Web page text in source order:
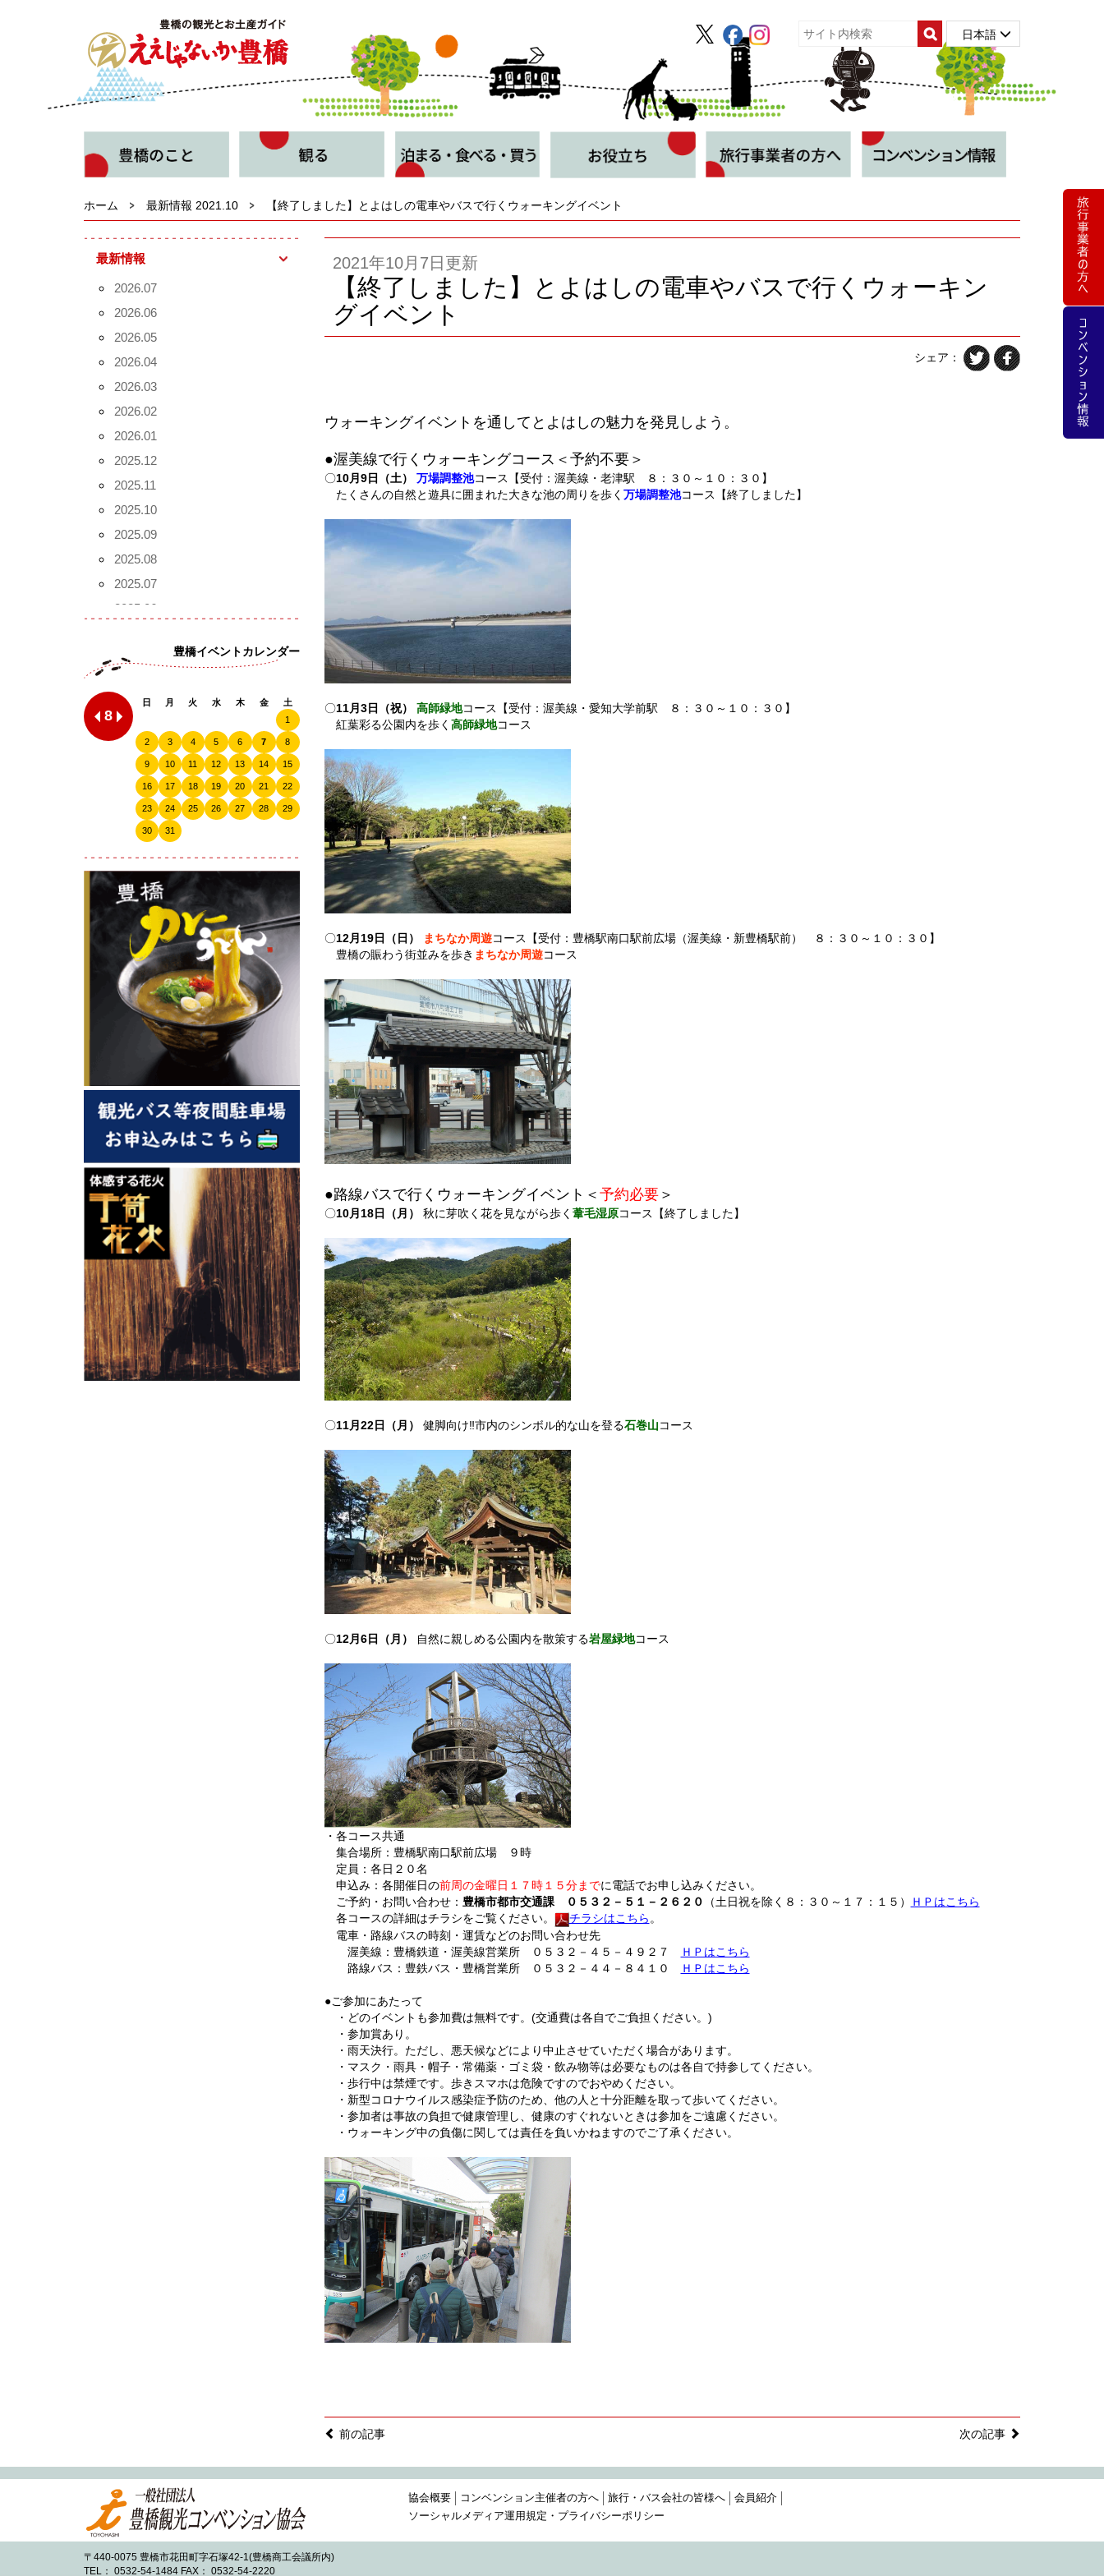
日本語
ホーム 最新情報 2021.10 【終了しました】とよはしの電車やバスで行くウォーキングイベント
2021年10月7日更新
【終了しました】とよはしの電車やバスで行くウォーキン
グイベント
シェア：
ウォーキングイベントを通してとよはしの魅力を発見しよう。
●渥美線で行くウォーキングコース＜予約不要＞
〇10月9日（土） 万場調整池コース【受付：渥美線・老津駅 ８：３０～１０：３０】
たくさんの自然と遊具に囲まれた大きな池の周りを歩く 万場調整池コース【終了しました】
〇11月3日（祝） 高師緑地コース【受付：渥美線・愛知大学前駅 ８：３０～１０：３０】
紅葉彩る公園内を歩く 高師緑地コース
〇12月19日（日） まちなか周遊コース【受付：豊橋駅南口駅前広場（渥美線・新豊橋駅前） ８：３０～１０：３０】
豊橋の賑わう街並みを歩き まちなか周遊コース
●路線バスで行くウォーキングイベント＜ 予約必要＞
〇10月18日（月） 秋に芽吹く花を見ながら歩く 葦毛湿原コース【終了しました】
〇11月22日（月） 健脚向け‼市内のシンボル的な山を登る石巻山コース
〇12月6日（月） 自然に親しめる公園内を散策する岩屋緑地コース
・各コース共通
集合場所：豊橋駅南口駅前広場 ９時
定員：各日２０名
申込み：各開催日の前周の金曜日１７時１５分までに電話でお申し込みください。
ご予約・お問い合わせ： 豊橋市都市交通課 ０５３２－５１－２６２０ （土日祝を除く８：３０～１７：１５）
ＨＰはこちら
各コースの詳細はチラシをご覧ください。
チラシはこちら。
電車・路線バスの時刻・運賃などのお問い合わせ先
渥美線：豊橋鉄道・渥美線営業所 ０５３２－４５－４９２７
ＨＰはこちら
路線バス：豊鉄バス・豊橋営業所 ０５３２－４４－８４１０
ＨＰはこちら
●ご参加にあたって
・どのイベントも参加費は無料です。(交通費は各自でご負担ください。)
・参加賞あり。
・雨天決行。ただし、悪天候などにより中止させていただく場合があります。
・マスク・雨具・帽子・常備薬・ゴミ袋・飲み物等は必要なものは各自で持参してください。
・歩行中は禁煙です。歩きスマホは危険ですのでおやめください。
・新型コロナウイルス感染症予防のため、他の人と十分距離を取って歩いてください。
・参加者は事故の負担で健康管理し、健康のすぐれないときは参加をご遠慮ください。
・ウォーキング中の負傷に関しては責任を負いかねますのでご了承ください。
前の記事 次の記事
最新情報
2026.07
2026.06
2026.05
2026.04
2026.03
2026.02
2026.01
2025.12
2025.11
2025.10
2025.09
2025.08
2025.07
2025.06
2025.04
2024.12
2024.11
2024.10
2024.09
2024.07
2024.06
2024.04
2024.03
2024.02
2024.01
2023.12
2023.11
2023.10
2023.09
2023.06
2023.04
2023.03
2023.02
2023.01
2022.11
2022.10
2022.08
2022.07
2022.06
2022.05
2018.06
2018.05
2018.04
2018.03
豊橋イベントカレンダー
8
日 月 火 水 木 金
土
1
2 3 4 5 6 7 8
9 10 11 12 13 14 15
16 17 18 19 20 21 22
23 24 25 26 27 28 29
30 31
協会概要 コンベンション主催者の方へ 旅行・バス会社の皆様へ
会員紹介
ソーシャルメディア運用規定・プライバシーポリシー
〒440-0075 豊橋市花田町字石塚42-1(豊橋商工会議所内)
TEL： 0532-54-1484 FAX： 0532-54-2220